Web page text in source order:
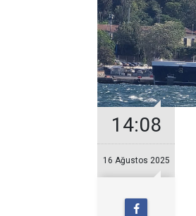
14:08
16 Ağustos 2025